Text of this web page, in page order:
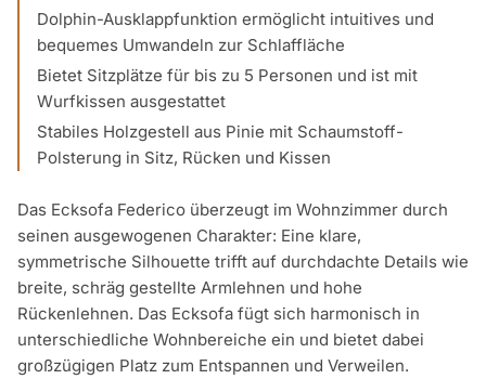
Dolphin-Ausklappfunktion ermöglicht intuitives und
bequemes Umwandeln zur Schlaffläche
Bietet Sitzplätze für bis zu 5 Personen und ist mit
Wurfkissen ausgestattet
Stabiles Holzgestell aus Pinie mit Schaumstoff-
Polsterung in Sitz, Rücken und Kissen
Das Ecksofa Federico überzeugt im Wohnzimmer durch
seinen ausgewogenen Charakter: Eine klare,
symmetrische Silhouette trifft auf durchdachte Details wie
breite, schräg gestellte Armlehnen und hohe
Rückenlehnen. Das Ecksofa fügt sich harmonisch in
unterschiedliche Wohnbereiche ein und bietet dabei
großzügigen Platz zum Entspannen und Verweilen.